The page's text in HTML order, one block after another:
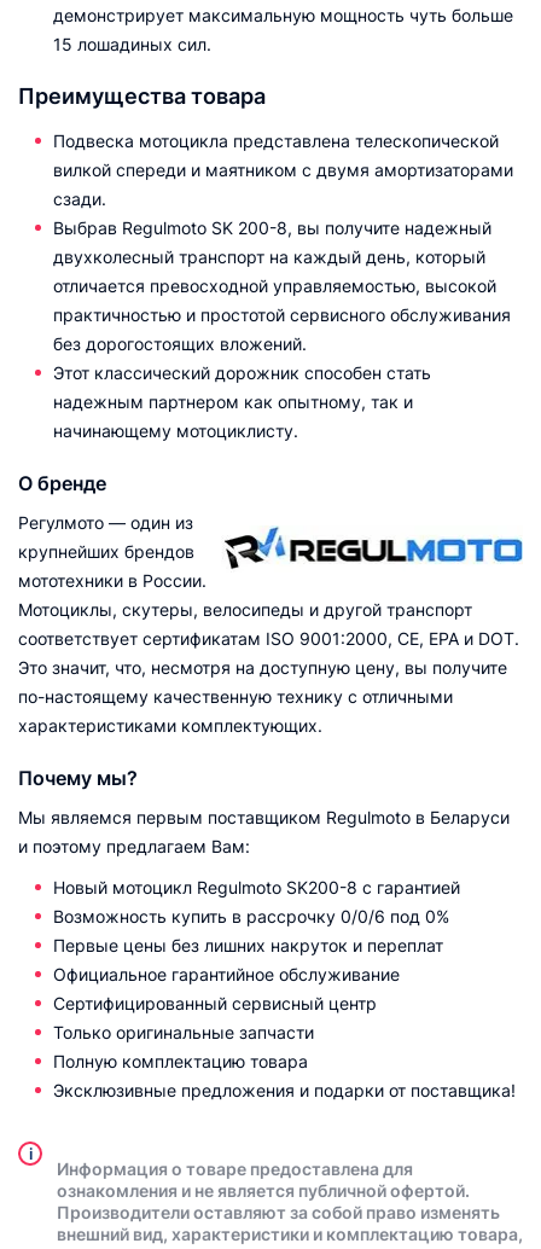
демонстрирует максимальную мощность чуть больше
15 лошадиных сил.
Преимущества товара
Подвеска мотоцикла представлена телескопической
вилкой спереди и маятником с двумя амортизаторами
сзади.
Выбрав Regulmoto SK 200-8, вы получите надежный
двухколесный транспорт на каждый день, который
отличается превосходной управляемостью, высокой
практичностью и простотой сервисного обслуживания
без дорогостоящих вложений.
Этот классический дорожник способен стать
надежным партнером как опытному, так и
начинающему мотоциклисту.
О бренде
Регулмото — один из
крупнейших брендов
мототехники в России.
Мотоциклы, скутеры, велосипеды и другой транспорт
соответствует сертификатам ISO 9001:2000, CE, EPA и DOT.
Это значит, что, несмотря на доступную цену, вы получите
по-настоящему качественную технику с отличными
характеристиками комплектующих.
Почему мы?
Мы являемся первым поставщиком Regulmoto в Беларуси
и поэтому предлагаем Вам:
Новый мотоцикл Regulmoto SK200-8 с гарантией
Возможность купить в рассрочку 0/0/6 под 0%
Первые цены без лишних накруток и переплат
Официальное гарантийное обслуживание
Сертифицированный сервисный центр
Только оригинальные запчасти
Полную комплектацию товара
Эксклюзивные предложения и подарки от поставщика!
i
Информация о товаре предоставлена для
ознакомления и не является публичной офертой.
Производители оставляют за собой право изменять
внешний вид, характеристики и комплектацию товара,